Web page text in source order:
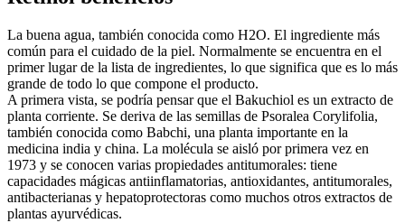
La buena agua, también conocida como H2O. El ingrediente más
común para el cuidado de la piel. Normalmente se encuentra en el
primer lugar de la lista de ingredientes, lo que significa que es lo más
grande de todo lo que compone el producto.
A primera vista, se podría pensar que el Bakuchiol es un extracto de
planta corriente. Se deriva de las semillas de Psoralea Corylifolia,
también conocida como Babchi, una planta importante en la
medicina india y china. La molécula se aisló por primera vez en
1973 y se conocen varias propiedades antitumorales: tiene
capacidades mágicas antiinflamatorias, antioxidantes, antitumorales,
antibacterianas y hepatoprotectoras como muchos otros extractos de
plantas ayurvédicas.